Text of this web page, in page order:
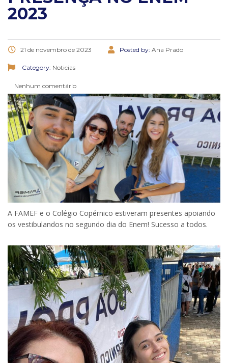
2023
21 de novembro de 2023 Posted by: Ana Prado
Category: Noticias
Nenhum comentário
A FAMEF e o Colégio Copérnico estiveram presentes apoiando
os vestibulandos no segundo dia do Enem! Sucesso a todos.